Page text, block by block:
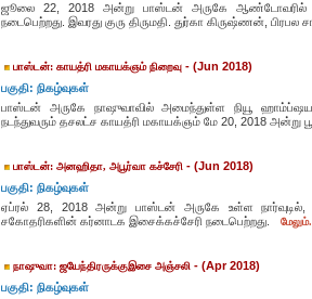
ஜூலை 22, 2018 அன்று பாஸ்டன் அருகே ஆண்டோவரில்
நடைபெற்றது. இவரது குரு திருமதி. துர்கா கிருஷ்ணன்,
பாஸ்டன்: காயத்ரி மகாயக்ஞம் நிறைவு - (Jun 2018)
பகுதி: நிகழ்வுகள்
பாஸ்டன் அருகே நாஷுவாவில் அமைந்துள்ள நியூ
நடந்துவரும் தசலட்ச காயத்ரி மகாயக்ஞம் மே 20, 2018 அன்று
பாஸ்டன்: அனஹிதா, அபூர்வா கச்சேரி - (Jun 2018)
பகுதி: நிகழ்வுகள்
ஏப்ரல் 28, 2018 அன்று பாஸ்டன் அருகே உள்ள
சகோதரிகளின் கர்னாடக இசைக்கச்சேரி நடைபெற்றது.
நாஷுவா: ஜயேந்திரருக்குஇசை அஞ்சலி - (Apr 2018)
பகுதி: நிகழ்வுகள்